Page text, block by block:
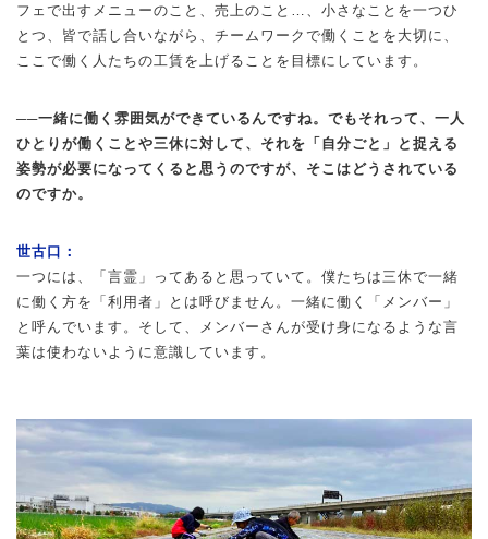
フェで出すメニューのこと、売上のこと…、小さなことを一つひ
とつ、皆で話し合いながら、チームワークで働くことを大切に、
ここで働く人たちの工賃を上げることを目標にしています。
──一緒に働く雰囲気ができているんですね。でもそれって、一人
ひとりが働くことや三休に対して、それを「自分ごと」と捉える
姿勢が必要になってくると思うのですが、そこはどうされている
のですか。
世古口：
一つには、「言霊」ってあると思っていて。僕たちは三休で一緒
に働く方を「利用者」とは呼びません。一緒に働く「メンバー」
と呼んでいます。そして、メンバーさんが受け身になるような言
葉は使わないように意識しています。